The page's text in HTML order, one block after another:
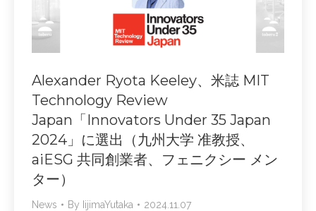
Alexander Ryota Keeley、米誌 MIT
Technology Review
Japan「Innovators Under 35 Japan
2024」に選出（九州大学 准教授、
aiESG 共同創業者、フェニクシー メン
ター）
News By IijimaYutaka 2024.11.07